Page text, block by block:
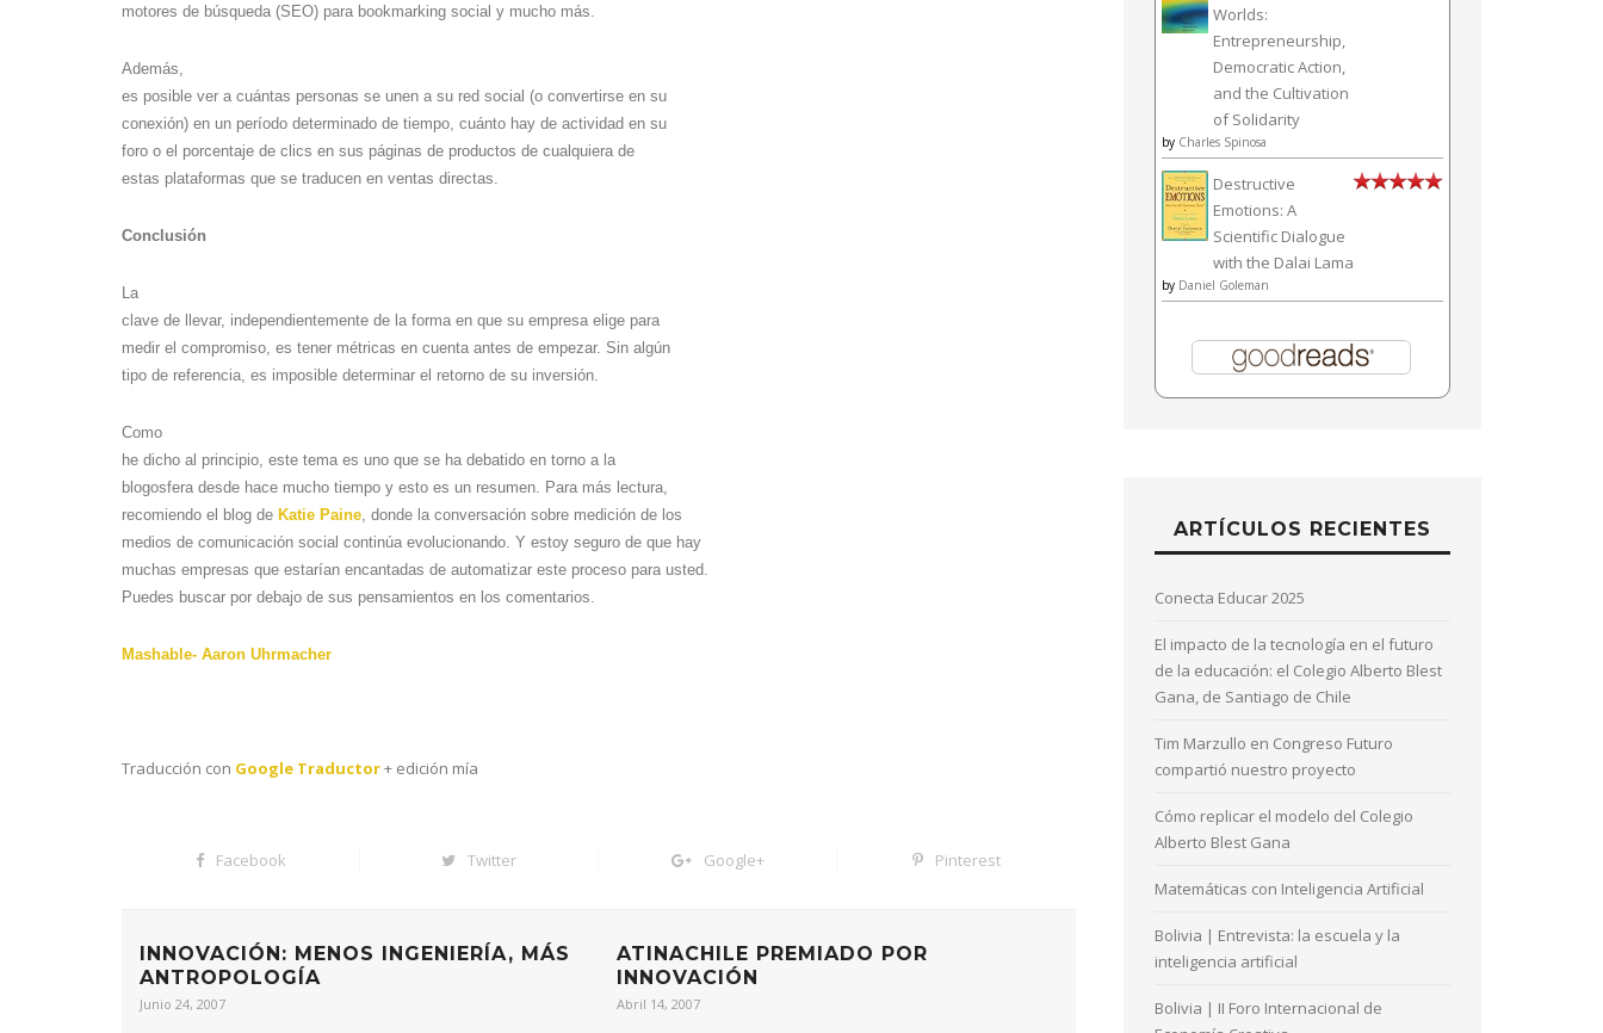
motores de búsqueda (SEO) para bookmarking social y mucho más.
Además,
es posible ver a cuántas personas se unen a su red social (o convertirse en su
conexión) en un período determinado de tiempo, cuánto hay de actividad en su
foro o el porcentaje de clics en sus páginas de productos de cualquiera de
estas plataformas que se traducen en ventas directas.
Conclusión
La
clave de llevar, independientemente de la forma en que su empresa elige para
medir el compromiso, es tener métricas en cuenta antes de empezar. Sin algún
tipo de referencia, es imposible determinar el retorno de su inversión.
Como
he dicho al principio, este tema es uno que se ha debatido en torno a la
blogosfera desde hace mucho tiempo y esto es un resumen. Para más lectura,
recomiendo el blog de Katie Paine, donde la conversación sobre medición de los
medios de comunicación social continúa evolucionando. Y estoy seguro de que hay
muchas empresas que estarían encantadas de automatizar este proceso para usted.
Puedes buscar por debajo de sus pensamientos en los comentarios.
Mashable- Aaron Uhrmacher
Traducción con Google Traductor+ edición mía
Facebook Twitter Google+ Pinterest
INNOVACIÓN: MENOS INGENIERÍA, MÁS
ANTROPOLOGÍA
Junio 24, 2007
ATINACHILE PREMIADO POR
INNOVACIÓN
Abril 14, 2007
Worlds:
Entrepreneurship,
Democratic Action,
and the Cultivation
of Solidarity
by Charles Spinosa
Destructive
Emotions: A
Scientific Dialogue
with the Dalai Lama
by Daniel Goleman
ARTÍCULOS RECIENTES
Conecta Educar 2025
El impacto de la tecnología en el futuro
de la educación: el Colegio Alberto Blest
Gana, de Santiago de Chile
Tim Marzullo en Congreso Futuro
compartió nuestro proyecto
Cómo replicar el modelo del Colegio
Alberto Blest Gana
Matemáticas con Inteligencia Artificial
Bolivia | Entrevista: la escuela y la
inteligencia artificial
Bolivia | II Foro Internacional de